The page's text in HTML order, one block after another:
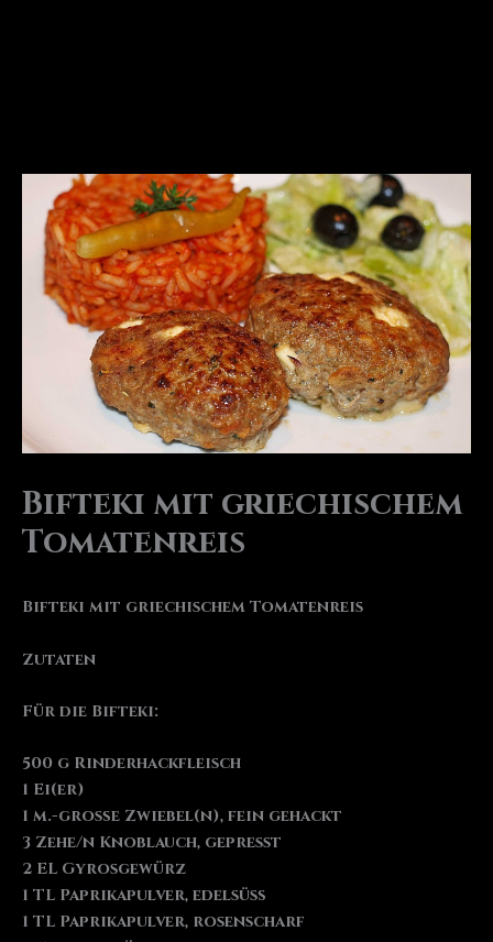
Bifteki mit griechischem
Tomatenreis
Bifteki mit griechischem Tomatenreis
Zutaten
Für die Bifteki:
500 g Rinderhackfleisch
1 Ei(er)
1 m.-große Zwiebel(n), fein gehackt
3 Zehe/n Knoblauch, gepresst
2 EL Gyrosgewürz
1 TL Paprikapulver, edelsüß
1 TL Paprikapulver, rosenscharf